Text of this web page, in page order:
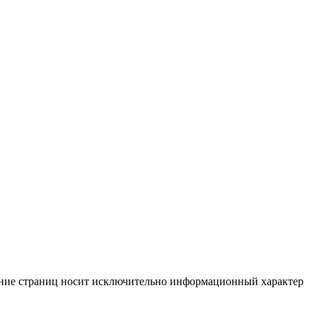
страниц носит исключительно информационный характер